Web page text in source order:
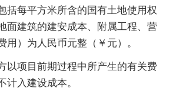
括每平方米所含的国有土地使用权
面建筑的建安成本、附属工程、营
用）为人民币元整（￥元）。
项目前期过程中所产生的有关费
计入建设成本。